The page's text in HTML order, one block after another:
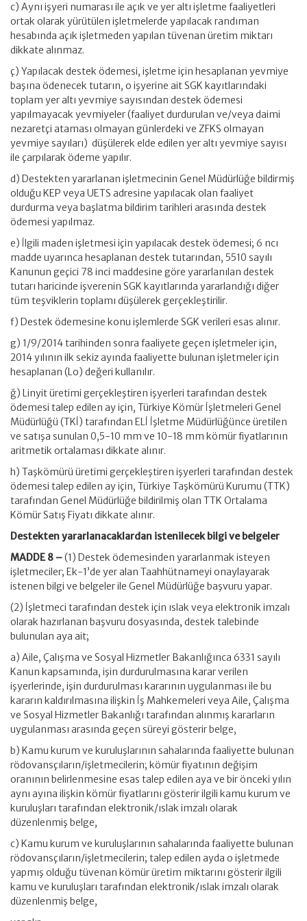
c) Aynı işyeri numarası ile açık ve yer altı işletme faaliyetleri
ortak olarak yürütülen işletmelerde yapılacak randıman
hesabında açık işletmeden yapılan tüvenan üretim miktarı
dikkate alınmaz.
ç) Yapılacak destek ödemesi, işletme için hesaplanan yevmiye
başına ödenecek tutarın, o işyerine ait SGK kayıtlarındaki
toplam yer altı yevmiye sayısından destek ödemesi
yapılmayacak yevmiyeler (faaliyet durdurulan ve/veya daimi
nezaretçi ataması olmayan günlerdeki ve ZFKS olmayan
yevmiye sayıları) düşülerek elde edilen yer altı yevmiye sayısı
ile çarpılarak ödeme yapılır.
d) Destekten yararlanan işletmecinin Genel Müdürlüğe bildirmiş
olduğu KEP veya UETS adresine yapılacak olan faaliyet
durdurma veya başlatma bildirim tarihleri arasında destek
ödemesi yapılmaz.
e) İlgili maden işletmesi için yapılacak destek ödemesi; 6 ncı
madde uyarınca hesaplanan destek tutarından, 5510 sayılı
Kanunun geçici 78 inci maddesine göre yararlanılan destek
tutarı haricinde işverenin SGK kayıtlarında yararlandığı diğer
tüm teşviklerin toplamı düşülerek gerçekleştirilir.
f) Destek ödemesine konu işlemlerde SGK verileri esas alınır.
g) 1/9/2014 tarihinden sonra faaliyete geçen işletmeler için,
2014 yılının ilk sekiz ayında faaliyette bulunan işletmeler için
hesaplanan (Lo) değeri kullanılır.
ğ) Linyit üretimi gerçekleştiren işyerleri tarafından destek
ödemesi talep edilen ay için, Türkiye Kömür İşletmeleri Genel
Müdürlüğü (TKİ) tarafından ELİ İşletme Müdürlüğünce üretilen
ve satışa sunulan 0,5-10 mm ve 10-18 mm kömür fiyatlarının
aritmetik ortalaması dikkate alınır.
h) Taşkömürü üretimi gerçekleştiren işyerleri tarafından destek
ödemesi talep edilen ay için, Türkiye Taşkömürü Kurumu (TTK)
tarafından Genel Müdürlüğe bildirilmiş olan TTK Ortalama
Kömür Satış Fiyatı dikkate alınır.
Destekten yararlanacaklardan istenilecek bilgi ve belgeler
MADDE 8 –(1) Destek ödemesinden yararlanmak isteyen
işletmeciler; Ek-1’de yer alan Taahhütnameyi onaylayarak
istenen bilgi ve belgeler ile Genel Müdürlüğe başvuru yapar.
(2) İşletmeci tarafından destek için ıslak veya elektronik imzalı
olarak hazırlanan başvuru dosyasında, destek talebinde
bulunulan aya ait;
a) Aile, Çalışma ve Sosyal Hizmetler Bakanlığınca 6331 sayılı
Kanun kapsamında, işin durdurulmasına karar verilen
işyerlerinde, işin durdurulması kararının uygulanması ile bu
kararın kaldırılmasına ilişkin İş Mahkemeleri veya Aile, Çalışma
ve Sosyal Hizmetler Bakanlığı tarafından alınmış kararların
uygulanması arasında geçen süreyi gösterir belge,
b) Kamu kurum ve kuruluşlarının sahalarında faaliyette bulunan
rödovansçıların/işletmecilerin; kömür fiyatının değişim
oranının belirlenmesine esas talep edilen aya ve bir önceki yılın
aynı ayına ilişkin kömür fiyatlarını gösterir ilgili kamu kurum ve
kuruluşları tarafından elektronik/ıslak imzalı olarak
düzenlenmiş belge,
c) Kamu kurum ve kuruluşlarının sahalarında faaliyette bulunan
rödovansçıların/işletmecilerin; talep edilen ayda o işletmede
yapmış olduğu tüvenan kömür üretim miktarını gösterir ilgili
kamu ve kuruluşları tarafından elektronik/ıslak imzalı olarak
düzenlenmiş belge,